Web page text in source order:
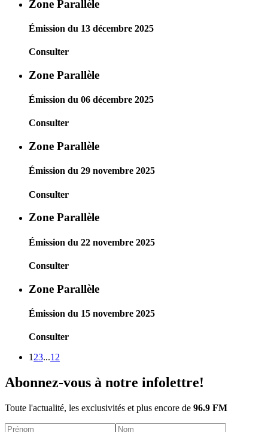
Zone Parallèle
Émission du 13 décembre 2025
Consulter
Zone Parallèle
Émission du 06 décembre 2025
Consulter
Zone Parallèle
Émission du 29 novembre 2025
Consulter
Zone Parallèle
Émission du 22 novembre 2025
Consulter
Zone Parallèle
Émission du 15 novembre 2025
Consulter
1 23...12
Abonnez-vous à notre infolettre!
Toute l'actualité, les exclusivités et plus encore de 96.9 FM